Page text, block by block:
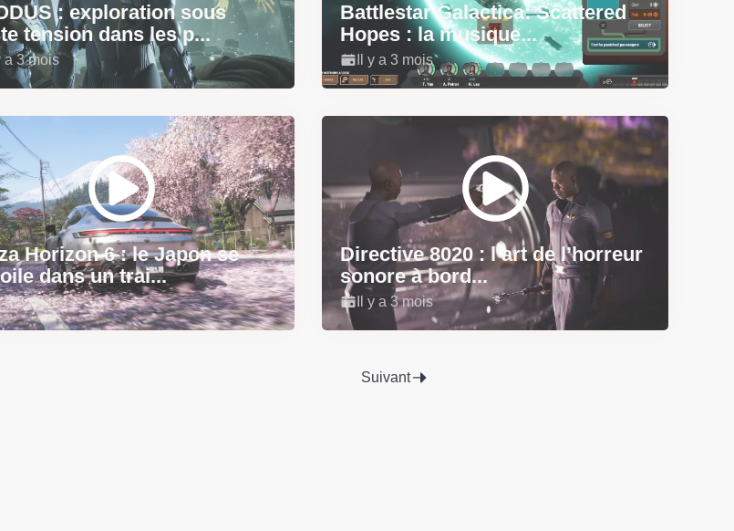
: exploration sous
tension dans les p...
a 3 mois
Battlestar Galactica: Scattered
Hopes : la musique...
Il y a 3 mois
Horizon 6 : le Japon se
dans un trai...
a 3 mois
Directive 8020 : l’art de l’horreur
sonore à bord...
Il y a 3 mois
Suivant